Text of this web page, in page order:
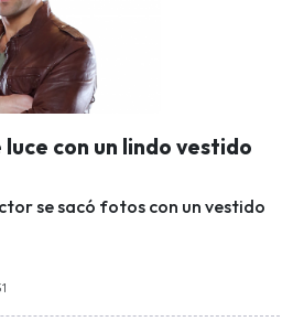
con un lindo vestido
se sacó fotos con un vestido